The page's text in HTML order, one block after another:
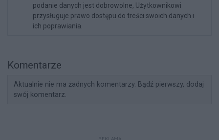
podanie danych jest dobrowolne, Użytkownikowi
przysługuje prawo dostępu do treści swoich danych i
ich poprawiania.
Komentarze
Aktualnie nie ma żadnych komentarzy. Bądź pierwszy, dodaj
swój komentarz.